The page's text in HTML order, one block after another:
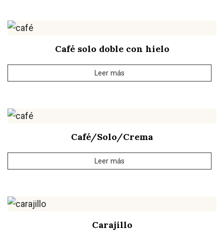
Café solo doble con hielo
Leer más
Café/Solo/Crema
Leer más
Carajillo